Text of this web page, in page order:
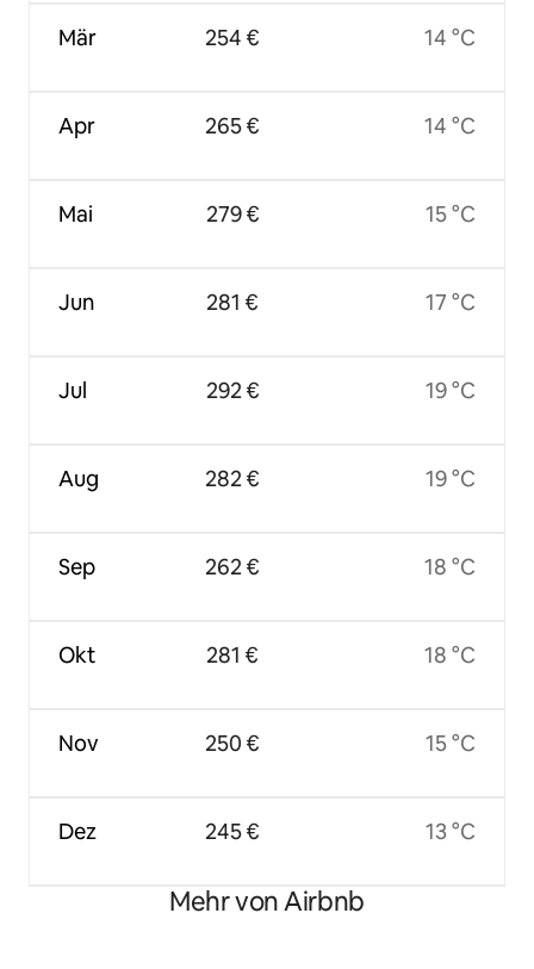
Mär
Apr
Mai
Jun
Jul
Aug
Sep
Okt
Nov
Dez
254 €
265 €
279 €
281 €
292 €
282 €
262 €
281 €
250 €
245 €
14 °C
14 °C
15 °C
17 °C
19 °C
19 °C
18 °C
18 °C
15 °C
13 °C
Mehr von Airbnb